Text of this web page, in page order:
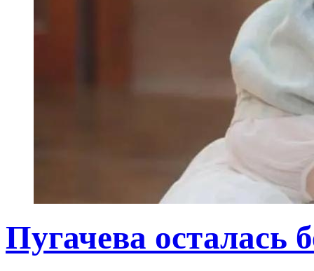
Пугачева осталась